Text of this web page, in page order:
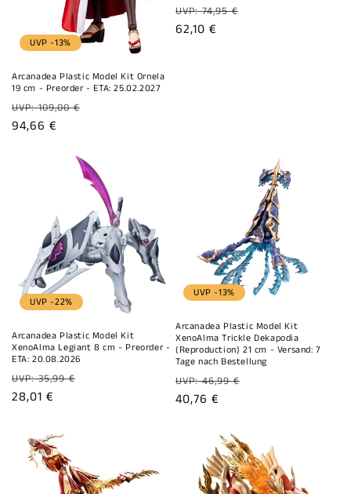
UVP -13%
Arcanadea Plastic Model Kit Ornela
19 cm - Preorder - ETA: 25.02.2027
Normaler
Preis
UVP: 109,00 €
Verkaufspreis
94,66 €
Normaler
Preis
UVP: 74,95 €
Verkaufspreis
62,10 €
UVP -22%
Arcanadea Plastic Model Kit
XenoAlma Legiant 8 cm - Preorder -
ETA: 20.08.2026
Normaler
Preis
UVP: 35,99 €
Verkaufspreis
28,01 €
UVP -13%
Arcanadea Plastic Model Kit
XenoAlma Trickle Dekapodia
(Reproduction) 21 cm - Versand: 7
Tage nach Bestellung
Normaler
Preis
UVP: 46,99 €
Verkaufspreis
40,76 €